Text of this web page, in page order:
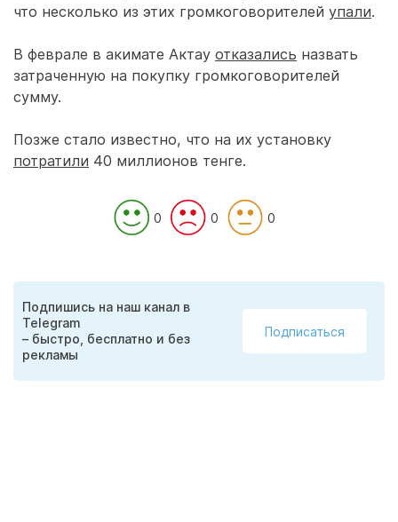
что несколько из этих громкоговорителей упали.
В феврале в акимате Актау отказались назвать
затраченную на покупку громкоговорителей
сумму.
Позже стало известно, что на их установку
потратили 40 миллионов тенге.
0 0 0
Подпишись на наш канал в
Telegram
– быстро, бесплатно и без
рекламы
Подписаться